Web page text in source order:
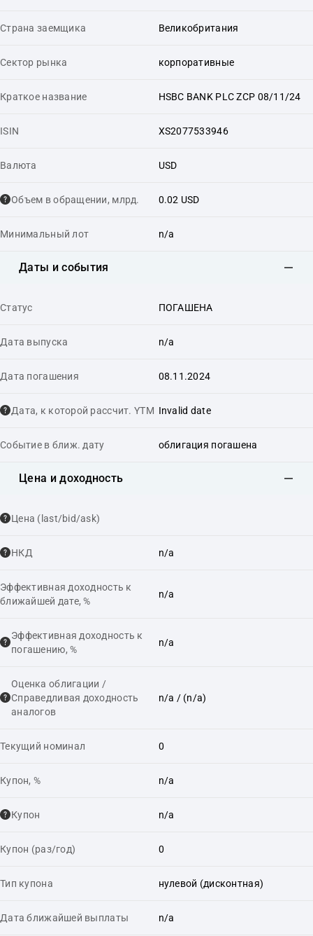
Страна заемщика Великобритания
Сектор рынка корпоративные
Краткое название HSBC BANK PLC ZCP 08/11/24
ISIN XS2077533946
Валюта USD
Объем в обращении, млрд. 0.02 USD
Минимальный лот n/a
Даты и события
Статус ПОГАШЕНА
Дата выпуска n/a
Дата погашения 08.11.2024
Дата, к которой рассчит. YTM Invalid date
Событие в ближ. дату облигация погашена
Цена и доходность
Цена (last/bid/ask)
НКД n/a
Эффективная доходность к
ближайшей дате, %
n/a
Эффективная доходность к
погашению, %
n/a
Оценка облигации /
Справедливая доходность
аналогов
n/a / (n/a)
Текущий номинал 0
Купон, % n/a
Купон n/a
Купон (раз/год) 0
Тип купона нулевой (дисконтная)
Дата ближайшей выплаты n/a